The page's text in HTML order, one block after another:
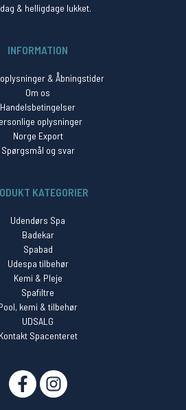
& helligdage lukket.
INFORMATION
& Åbningstider
Om os
Handelsbetingelser
oplysninger
Norge Export
Spørgsmål og svar
KATEGORIER
Udendørs Spa
Badekar
Spabad
Udespa tilbehør
Kemi & Pleje
Spafiltre
kemi & tilbehør
UDSALG
Kontakt Spacenteret